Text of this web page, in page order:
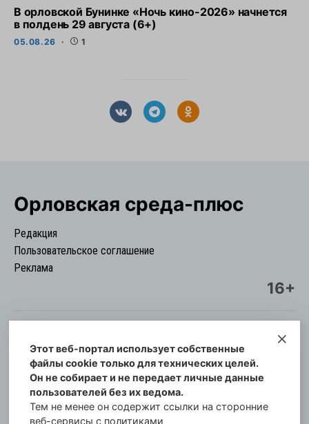
В орловской Бунинке «Ночь кино-2026» начнется
в полдень 29 августа (6+)
05.08.26 1
Орловская cреда-плюс
Редакция
Пользовательское соглашение
Реклама
16+
© Информационный городской портал
Орловская cреда-плюс, 2021-2026
Свидетельство о регистрации СМИ: ПИ №57-
00254 от 29 октября 2013 г.
Газета зарегистрирована Управлением
Этот веб-портал использует собственные
файлы cookie только для технических целей.
Он не собирает и не передает личные данные
пользователей без их ведома.
Тем не менее он содержит ссылки на сторонние
веб-сервисы с политиками